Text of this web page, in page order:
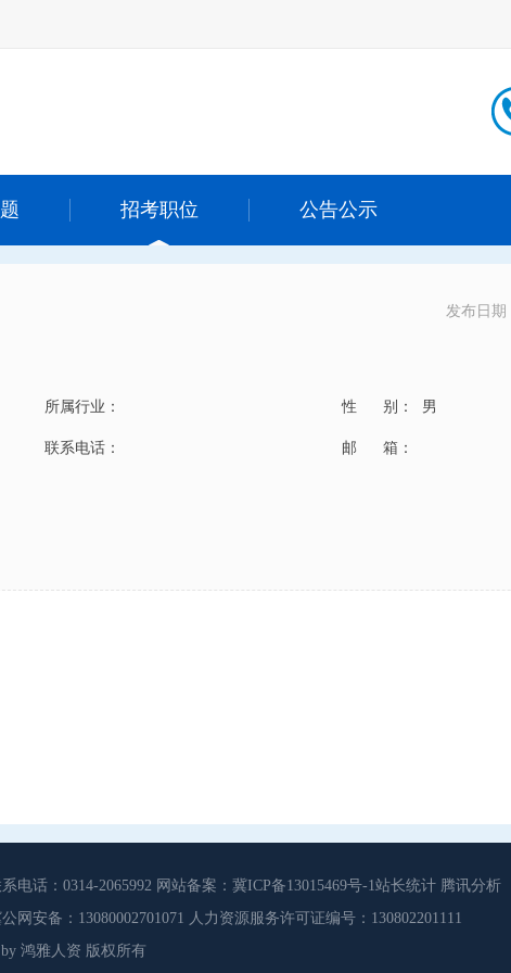
招考职位 公告公示
发布日期
所属行业： 性 别： 男
联系电话： 邮 箱：
话：0314-2065992 网站备案：冀ICP备13015469号-1站长统计 腾讯分析
网安备：13080002701071 人力资源服务许可证编号：130802201111
by 鸿雅人资 版权所有